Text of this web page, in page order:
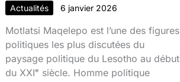
Actualités 6 janvier 2026
Motlatsi Maqelepo est l’une des figures
politiques les plus discutées du
paysage politique du Lesotho au début
du XXIᵉ siècle. Homme politique